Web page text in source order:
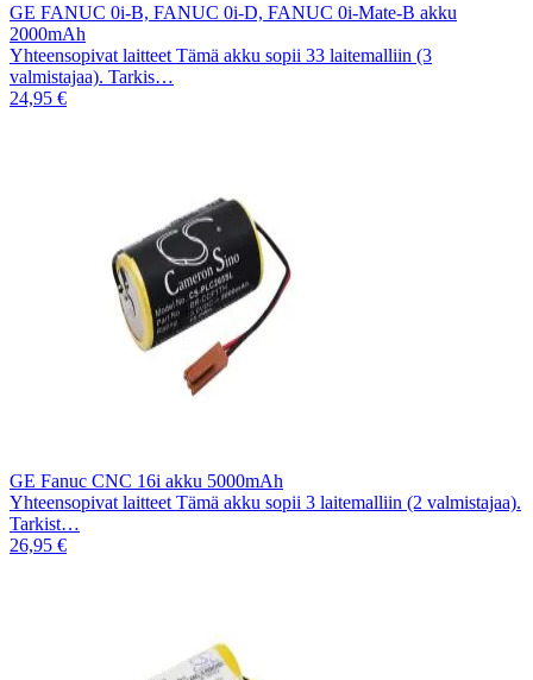
GE FANUC 0i-B, FANUC 0i-D, FANUC 0i-Mate-B akku
2000mAh
Yhteensopivat laitteet Tämä akku sopii 33 laitemalliin (3
valmistajaa). Tarkis…
24,95 €
GE Fanuc CNC 16i akku 5000mAh
Yhteensopivat laitteet Tämä akku sopii 3 laitemalliin (2 valmistajaa).
Tarkist…
26,95 €